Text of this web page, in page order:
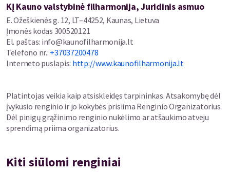
Love Again“, „Sexbomb“ ir kiti klausytojų pamėgti kūriniai,
atgimsiantys naujame, gyvo orkestro skambesyje. Taip pat
simboliškai prisiminsime lietuviškąjį Tomą Jonesą – Viktorą
Malinauską ir išgirsime jo dainą „Gėlių kvartale“, sužadinančią
mielus jausmus širdyse.
sugulė ne tik klasikos, bet ir populiariosios muzikos kūriniai.
Profesionalumu ir ypatinga charizma garsėjantis dainininkas
kaskart nustebina savo klausytojus žinomus kūrinius atlikdamas
naujai, neįprasta
stilistiniu spektru bei ambicingomis tarpdisciplininėmis
KĮ Kauno valstybinė filharmonija, Juridinis asmuo
E. Ožeškienės g. 12, LT–44252, Kaunas, Lietuva
Įmonės kodas 300520121
El. paštas: info@kaunofilharmonija.lt
Telefono nr.: +37037200478
Interneto puslapis: http://www.kaunofilharmonija.lt
Platintojas veikia kaip atsiskleidęs tarpininkas. Atsakomybę dėl
įvykusio renginio ir jo kokybės prisiima Renginio Organizatorius.
Dėl pinigų grąžinimo renginio nukėlimo ar atšaukimo atveju
sprendimą priima organizatorius.
Kiti siūlomi renginiai